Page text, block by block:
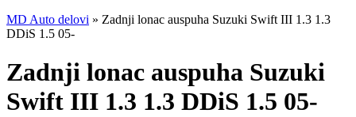
MD Auto delovi » Zadnji lonac auspuha Suzuki Swift III 1.3 1.3
DDiS 1.5 05-
Zadnji lonac auspuha Suzuki
Swift III 1.3 1.3 DDiS 1.5 05-